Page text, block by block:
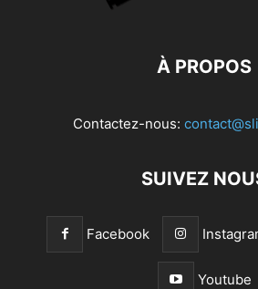
À PROPOS
Contactez-nous:
SUIVEZ
Facebook
Youtube